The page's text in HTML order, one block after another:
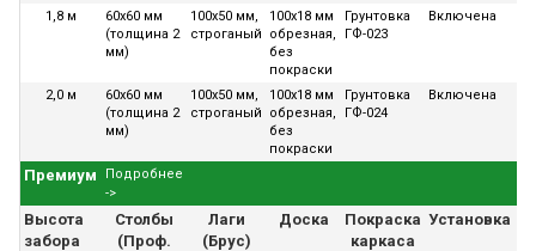
1,8 м
60х60 мм
(толщина 2
мм)
100х50 мм,
строганый
100х18 мм
обрезная,
без
покраски
Грунтовка
ГФ-023
Включена
2,0 м
60х60 мм
(толщина 2
мм)
100х50 мм,
строганый
100х18 мм
обрезная,
без
покраски
Грунтовка
ГФ-024
Включена
Премиум
Подробнее
->
Высота
забора
Столбы
(Проф.
Лаги
(Брус)
Доска
Покраска
каркаса
Установка